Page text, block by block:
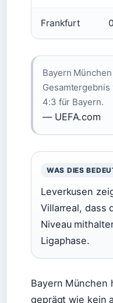
Frankfurt
Bayern
Gesamtergebnis
4:3 für Bayern.
— UEFA.com
WAS DIES
Leverkusen
Villarreal, dass
Niveau
Ligaphase.
Bayern München
geprägt wie kein